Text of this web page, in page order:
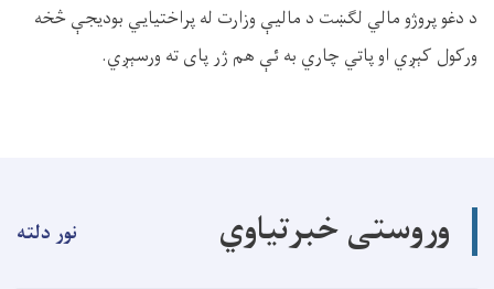
د دغو پروژو مالي لګښت د مالیې وزارت له پراختیایي بودیجې څخه
ورکول کېږي او پاتي چاري به ئې هم ژر پای ته ورسېږي.
وروستی خبرتیاوي نور دلته